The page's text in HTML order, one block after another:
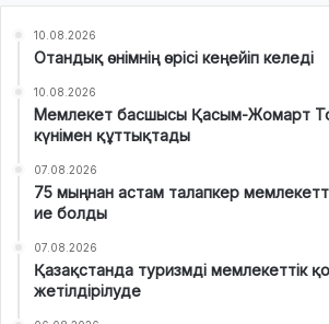
10.08.2026
Отандық өнімнің өрісі кеңейіп келеді
10.08.2026
Мемлекет басшысы Қасым-Жомарт
күнімен құттықтады
07.08.2026
75 мыңнан астам талапкер
ие болды
07.08.2026
Қазақстанда туризмді мемлекеттік
жетілдірілуде